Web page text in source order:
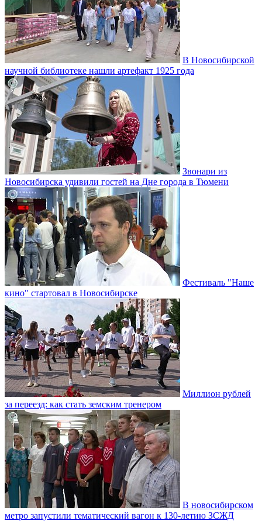
В Новосибирской
научной библиотеке нашли артефакт 1925 года
Звонари из
Новосибирска удивили гостей на Дне города в Тюмени
Фестиваль "Наше
кино" стартовал в Новосибирске
Миллион рублей
за переезд: как стать земским тренером
В новосибирском
метро запустили тематический вагон к 130-летию ЗСЖД